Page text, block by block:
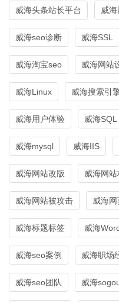
威海头条站长平台 威
威海seo诊断 威海SSL
威海淘宝seo 威海网站
威海Linux 威海搜索引
威海用户体验 威海
威海mysql 威海IIS
威海网站改版 威海网
威海网站被攻击 威海
威海标题标签 威海
威海seo案例 威海职场
威海seo团队 威海